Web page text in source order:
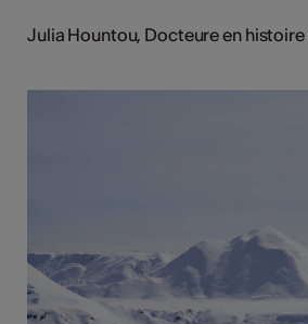
Julia Hountou, Docteure en histoire